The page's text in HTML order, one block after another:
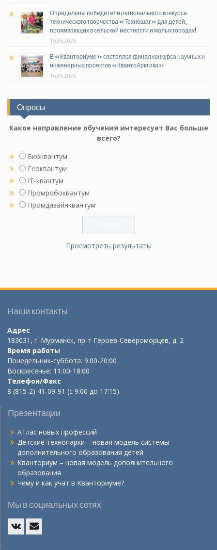
Определены победители регионального конкурса
технического творчества «Техношаг» для детей,
проживающих в сельской местности и малых городах!
15.06.2026
В «Кванториуме» состоялся финал конкурса научных и
инженерных проектов «КвантоАрктика»
16.05.2026
Опросы
Какое направление обучения интересует Вас больше
всего?
Биоквантум
Геоквантум
IT-квантум
Промробоквантум
Промдизайнквантум
Просмотреть результаты
Наши контакты
Адрес
183031, г. Мурманск, пр-т Героев-Североморцев, д. 2
Время работы
Понедельник-суббота: 9:00-20:00
Воскресенье: 11:00-18:00
Телефон/Факс
8 (815-2) 41-09-91 (с 9:00 до 17:15)
Презентации
Атлас новых профессий
Детские технопарки – новая модель системы
дополнительного образования детей
Кванториум – новая модель дополнительного
образования
Чему и как учат в Кванториуме?
Мы в социальных сетях